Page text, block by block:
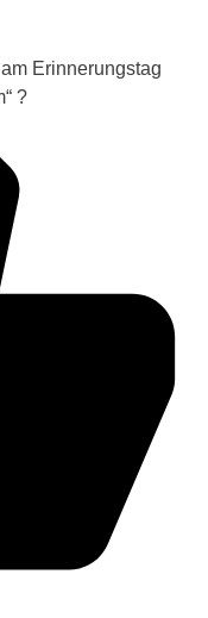
Erinnerungstag
?